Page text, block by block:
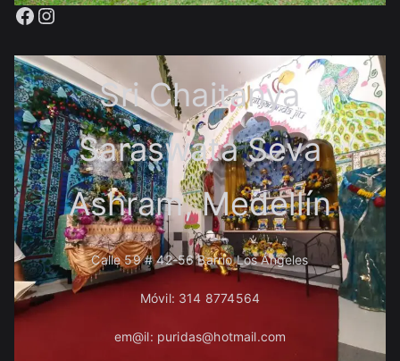
Facebook
Instagram
Sri Chaitanya
Saraswata Seva
Ashram, Medellín
Calle 59 # 42-56 Barrio Los Ángeles
Móvil: 314 8774564
em@il: puridas@hotmail.com